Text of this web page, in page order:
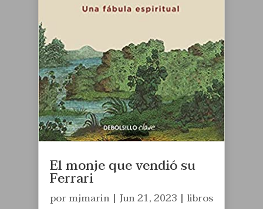
El monje que vendió su
Ferrari
pormjmarin| Jun 21, 2023 | libros